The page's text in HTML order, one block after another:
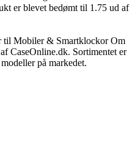
er blevet bedømt til 1.75 ud af
til Mobiler & Smartklockor Om
CaseOnline.dk. Sortimentet er
på markedet.